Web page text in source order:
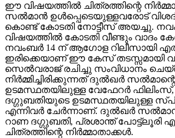
ഈ വിഷയത്തില്‍ ചിത്രത്തിന്റെ
സല്‍മാന്‍ ഉള്‍പ്പെടെയുള്ളവരോട്
കൊണ്ട് കോടതി നോട്ടീസ് അയച്ചു.
വിഷയത്തില്‍ കോടതി വീണ്ടും വാദം
നവംബര്‍ 14 ന് ആഗോള റിലീസായി
ഇരിക്കെയാണ് ഈ കേസ് തടസ്സമായി
സെല്‍വരാജ് രചിച്ചു സംവിധാനം
നിര്‍മ്മിച്ചിരിക്കുന്നത് ദുല്‍ഖര്‍
ഉടമസ്ഥതയിലുള്ള വേഫേറര്‍
ദഗ്ഗുബതിയുടെ ഉടമസ്ഥതയിലുള്ള
എന്നിവര്‍ ചേര്‍ന്നാണ്. ദുല്‍ഖര്‍
റാണ ദഗ്ഗുബതി, പ്രശാന്ത് പോട്ട്‌ലൂരി
ചിത്രത്തിന്റെ നിര്‍മ്മാതാക്കള്‍.